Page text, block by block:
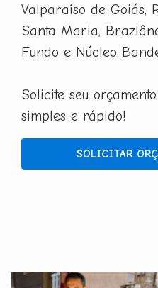
Valparaíso de Goiás,
Santa Maria,
Fundo e Núcleo
Solicite seu
simples e rápido!
SOLICITAR